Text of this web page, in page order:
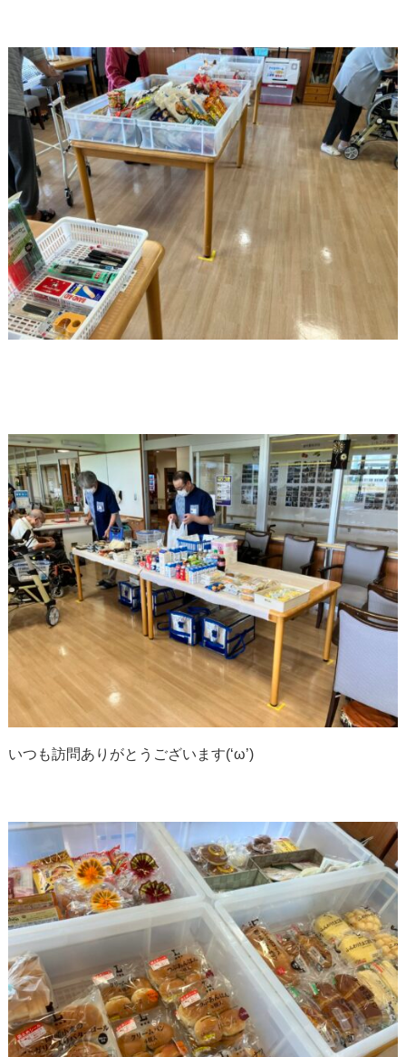
いつも訪問ありがとうございます(‘ω’)